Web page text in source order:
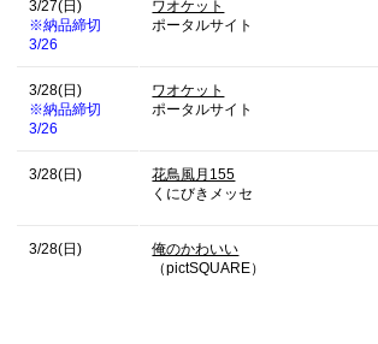
3/27(日)
※納品締切
3/26
ワオケット
ポータルサイト
3/28(日)
※納品締切
3/26
ワオケット
ポータルサイト
3/28(日)
花鳥風月155
くにびきメッセ
3/28(日)
俺のかわいい
（pictSQUARE）